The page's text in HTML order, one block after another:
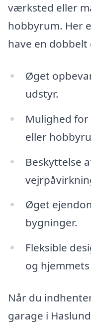
værksted eller
hobbyrum. Her
have en dobbelt
Øget
udstyr.
Mulighed
eller
Beskyttelse
Øget
bygninger.
Fleksible
og
Når du
garage i